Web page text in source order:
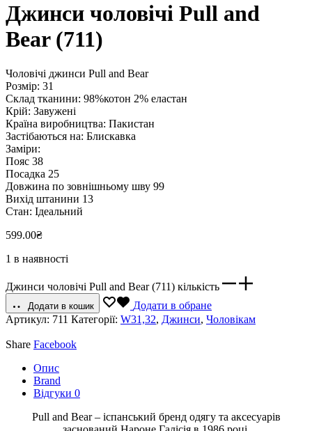
Джинси чоловічі Pull and
Bear (711)
Чоловічі джинси Pull and Bear
Розмір: 31
Склад тканини: 98%котон 2% еластан
Крій: Завужені
Країна виробництва: Пакистан
Застібаються на: Блискавка
Заміри:
Пояс 38
Посадка 25
Довжина по зовнішньому шву 99
Вихід штанини 13
Стан: Ідеальний
599.00₴
1 в наявності
Джинси чоловічі Pull and Bear (711) кількість
Додати в кошик
Додати в обране
Артикул: 711 Категорії: W31,32, Джинси, Чоловікам
Share Facebook
Опис
Brand
Відгуки 0
Pull and Bear – іспанський бренд одягу та аксесуарів